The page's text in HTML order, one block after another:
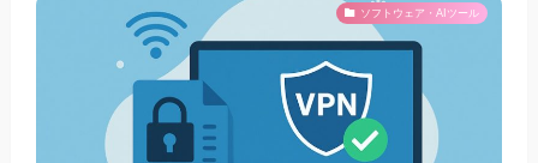
ソフトウェア・AIツール